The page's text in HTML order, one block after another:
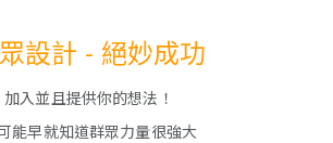
設計 - 絕妙成功
加入並且提供你的想法！
能早就知道群眾力量很強大